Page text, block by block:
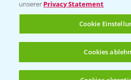
unserer Privacy Statement
Cookie
Cookies